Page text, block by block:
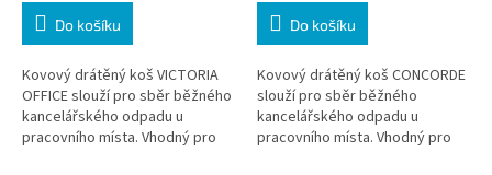
Do košíku
Kovový drátěný koš VICTORIA
OFFICE slouží pro sběr běžného
kancelářského odpadu u
pracovního místa. Vhodný pro
Do košíku
Kovový drátěný koš CONCORDE
slouží pro sběr běžného
kancelářského odpadu u
pracovního místa. Vhodný pro